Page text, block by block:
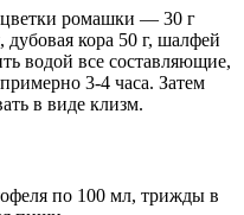
цветки ромашки — 30 г
дубовая кора 50 г, шалфей
водой все составляющие,
3-4 часа. Затем
в виде клизм.
по 100 мл, трижды в